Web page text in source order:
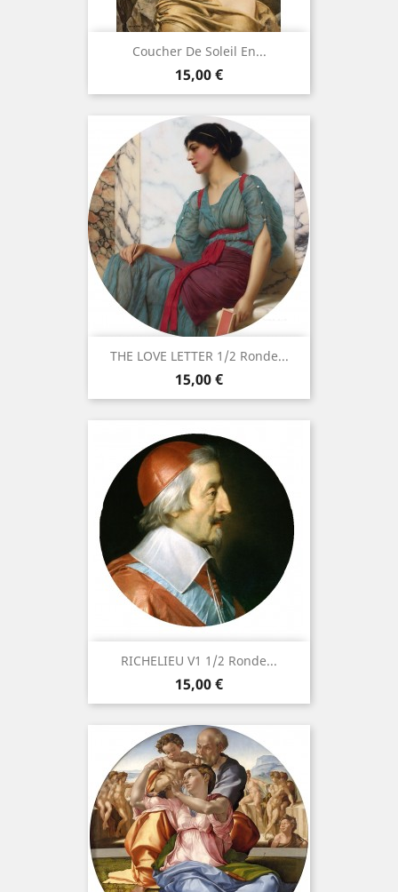
Coucher De Soleil En...
Prix
15,00 €
THE LOVE LETTER 1/2 Ronde...
Prix
15,00 €
RICHELIEU V1 1/2 Ronde...
Prix
15,00 €